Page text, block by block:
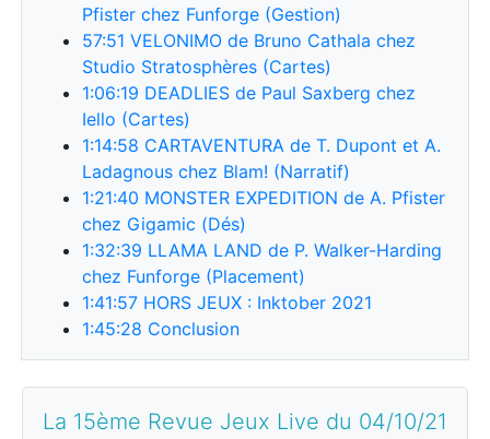
Pfister chez Funforge (Gestion)
57:51 VELONIMO de Bruno Cathala chez
Studio Stratosphères (Cartes)
1:06:19 DEADLIES de Paul Saxberg chez
Iello (Cartes)
1:14:58 CARTAVENTURA de T. Dupont et A.
Ladagnous chez Blam! (Narratif)
1:21:40 MONSTER EXPEDITION de A. Pfister
chez Gigamic (Dés)
1:32:39 LLAMA LAND de P. Walker-Harding
chez Funforge (Placement)
1:41:57 HORS JEUX : Inktober 2021
1:45:28 Conclusion
La 15ème Revue Jeux Live du 04/10/21